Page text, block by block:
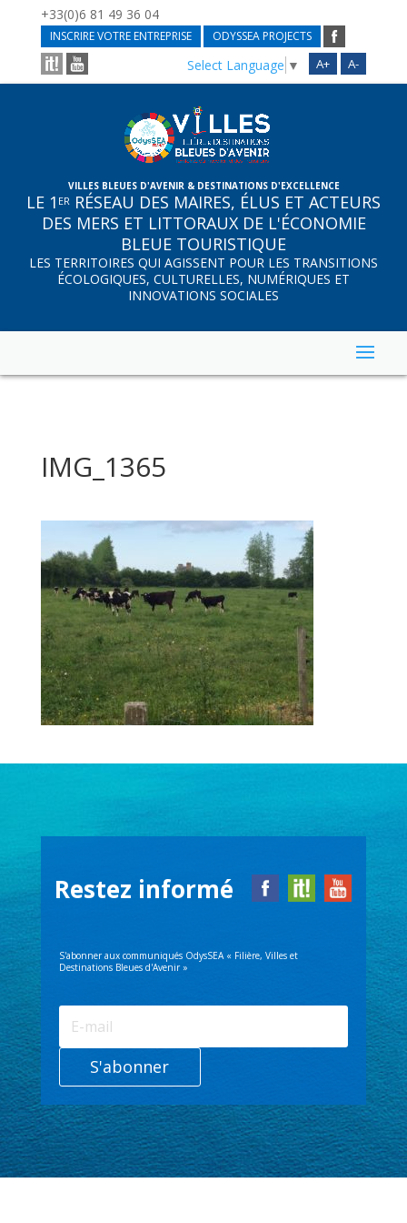
+33(0)6 81 49 36 04
INSCRIRE VOTRE ENTREPRISE ODYSSEA PROJECTS
A+ A-
Select Language ▼
VILLES BLEUES D'AVENIR & DESTINATIONS D'EXCELLENCE
LE 1 ER RÉSEAU DES MAIRES, ÉLUS ET ACTEURS
DES MERS ET LITTORAUX DE L'ÉCONOMIE
BLEUE TOURISTIQUE
LES TERRITOIRES QUI AGISSENT POUR LES TRANSITIONS
ÉCOLOGIQUES, CULTURELLES, NUMÉRIQUES ET
INNOVATIONS SOCIALES
IMG_1365
Restez informé
S'abonner aux communiqués OdysSEA « Filière, Villes et
Destinations Bleues d'Avenir »
S'abonner